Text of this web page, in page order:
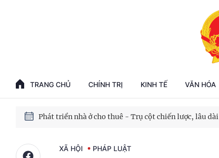
TRANG CHỦ CHÍNH TRỊ KINH TẾ VĂN HÓA
Phát triển kinh tế nhà nước trong kỷ nguyên mới
Phát triển nhà ở cho thuê - Trụ cột chiến lược, lâu dài
XÃ HỘI PHÁP LUẬT